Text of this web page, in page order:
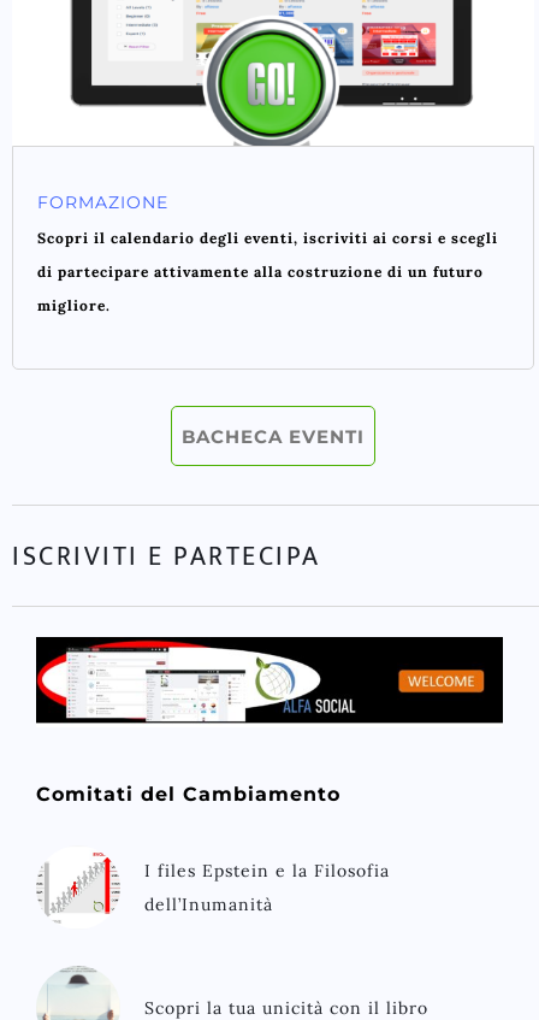
FORMAZIONE
Scopri il calendario degli eventi, iscriviti ai corsi e scegli
di partecipare attivamente alla costruzione di un futuro
migliore.
BACHECA EVENTI
ISCRIVITI E PARTECIPA
Comitati del Cambiamento
I files Epstein e la Filosofia
dell’Inumanità
Scopri la tua unicità con il libro